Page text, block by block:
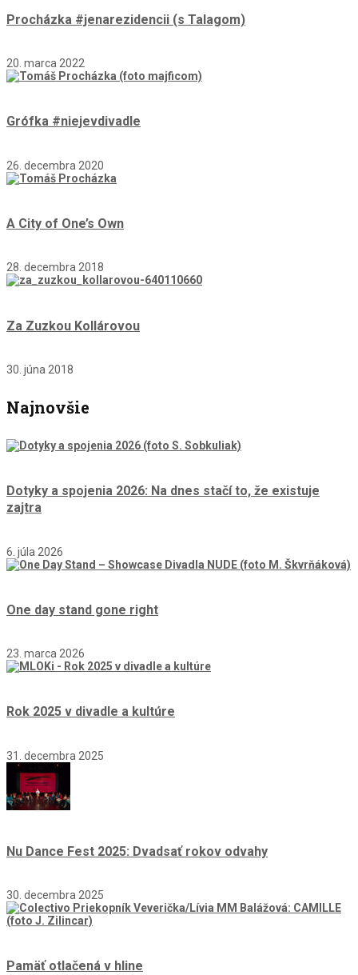
Procházka #jenarezidencii (s Talagom)
20. marca 2022
Grófka #niejevdivadle
26. decembra 2020
A City of One’s Own
28. decembra 2018
Za Zuzkou Kollárovou
30. júna 2018
Najnovšie
Dotyky a spojenia 2026: Na dnes stačí to, že existuje
zajtra
6. júla 2026
One day stand gone right
23. marca 2026
Rok 2025 v divadle a kultúre
31. decembra 2025
Nu Dance Fest 2025: Dvadsať rokov odvahy
30. decembra 2025
Pamäť otlačená v hline